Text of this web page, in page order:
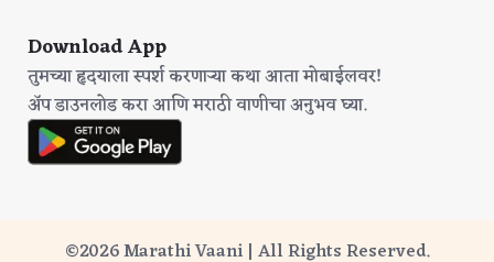
Download App
तुमच्या हृदयाला स्पर्श करणाऱ्या कथा आता मोबाईलवर!
अ‍ॅप डाउनलोड करा आणि मराठी वाणीचा अनुभव घ्या.
©2026 Marathi Vaani | All Rights Reserved.